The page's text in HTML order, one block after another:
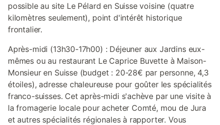
possible au site Le Pélard en Suisse voisine (quatre
kilomètres seulement), point d'intérêt historique
frontalier.
Après-midi (13h30-17h00) : Déjeuner aux Jardins eux-
mêmes ou au restaurant Le Caprice Buvette à Maison-
Monsieur en Suisse (budget : 20-28€ par personne, 4,3
étoiles), adresse chaleureuse pour goûter les spécialités
franco-suisses. Cet après-midi s'achève par une visite à
la fromagerie locale pour acheter Comté, mou de Jura
et autres spécialités régionales à rapporter. Vous